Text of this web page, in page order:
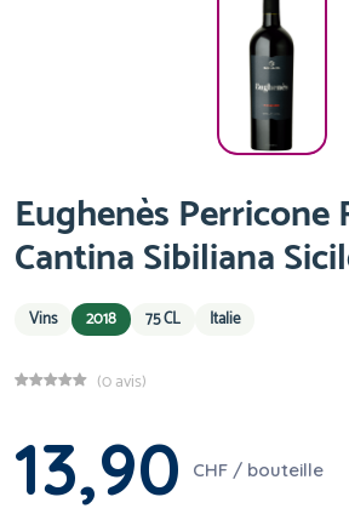
Eughenès Perricone
Cantina Sibiliana
Vins 2018 75 CL Italie
(0 avis)
13,90 CHF / bouteille